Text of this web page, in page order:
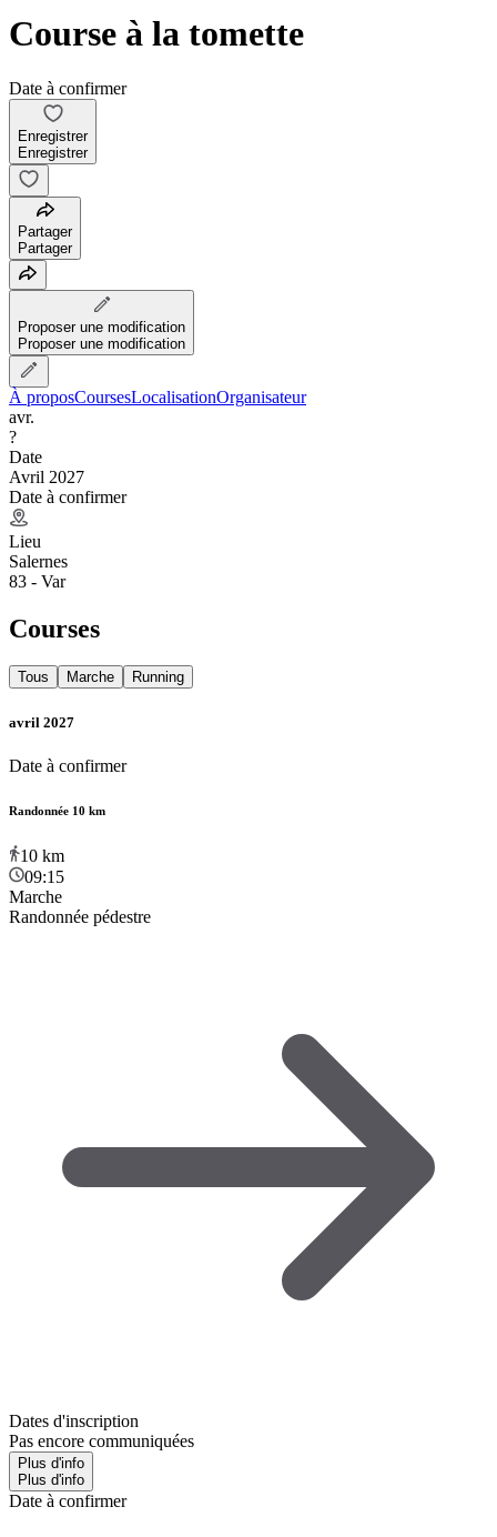
Course à la tomette
Date à confirmer
Enregistrer
Enregistrer
Partager
Partager
Proposer une modification
Proposer une modification
À proposCoursesLocalisationOrganisateur
avr.
?
Date
Avril 2027
Date à confirmer
Lieu
Salernes
83 - Var
Courses
Tous Marche Running
avril 2027
Date à confirmer
Randonnée 10 km
10 km
09:15
Marche
Randonnée pédestre
Dates d'inscription
Pas encore communiquées
Plus d'info
Plus d'info
Date à confirmer